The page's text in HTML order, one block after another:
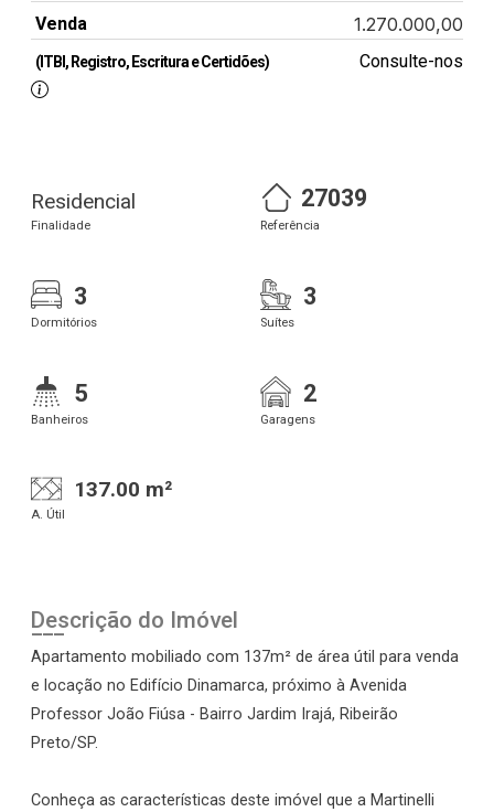
Venda
1.270.000,00
(ITBI, Registro, Escritura e Certidões) Consulte-nos
Residencial
Finalidade
27039
Referência
3
Dormitórios
3
Suítes
5
Banheiros
2
Garagens
137.00 m²
A. Útil
Descrição do Imóvel
Apartamento mobiliado com 137m² de área útil para venda
e locação no Edifício Dinamarca, próximo à Avenida
Professor João Fiúsa - Bairro Jardim Irajá, Ribeirão
Preto/SP.
Conheça as características deste imóvel que a Martinelli